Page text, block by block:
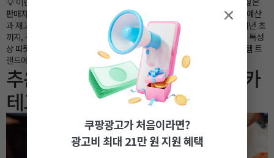
판매자님✔️ 인기 겨울 식품을 비즈니스 전략에 활용하고 싶은 판매자님✔️ 예산
과 재고를 미리 준비해 매출을 극대화하고 싶은 판매자님 올해 연말부터 내년 초
까지, 꾸준히 인기를 끌 것으로 예상되는 아이템은 무엇일까요? 겨울 시즌 특성
상 따뜻한 간식이나 파티 음식 등의 수요가 크게 늘고 있습니다. 이번 쿠잘템 트
렌드에서는 겨울철 […]
추운 계절, 매출을 이끄는 김장 카
테고리 인사이트
쿠팡광고가 처음이라면?
광고비 최대 21만 원 지원 혜택